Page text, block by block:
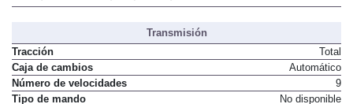
arranque del motor ("Stop/Start")
Transmisión
Tracción
Total
Caja de cambios
Automático
Número de velocidades
9